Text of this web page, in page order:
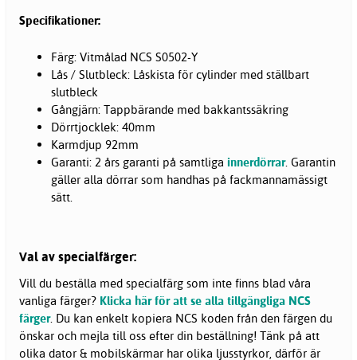
Specifikationer:
Färg: Vitmålad NCS S0502-Y
Lås / Slutbleck: Låskista för cylinder med ställbart
slutbleck
Gångjärn: Tappbärande med bakkantssäkring
Dörrtjocklek: 40mm
Karmdjup 92mm
Garanti: 2 års garanti på samtliga innerdörrar. Garantin
gäller alla dörrar som handhas på fackmannamässigt
sätt.
Val av specialfärger:
Vill du beställa med specialfärg som inte finns blad våra
vanliga färger? Klicka här för att se alla tillgängliga NCS
färger. Du kan enkelt kopiera NCS koden från den färgen du
önskar och mejla till oss efter din beställning! Tänk på att
olika dator & mobilskärmar har olika ljusstyrkor, därför är